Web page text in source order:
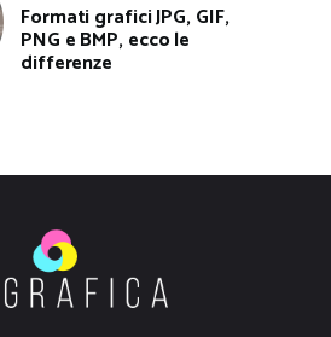
Formati grafici JPG, GIF,
PNG e BMP, ecco le
differenze